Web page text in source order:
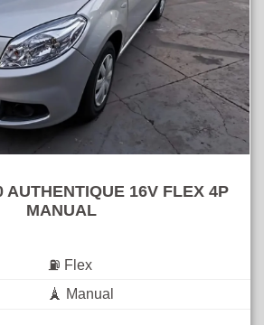
AUTHENTIQUE 16V FLEX 4P
MANUAL
⛽ Flex
🗼 Manual